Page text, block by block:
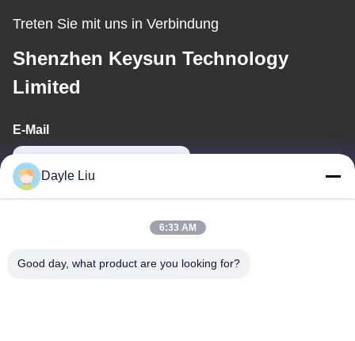
Treten Sie mit uns in Verbindung
Shenzhen Keysun Technology
Limited
E-Mail
Dayle Liu
6:33 AM
Good day, what product are you looking for?